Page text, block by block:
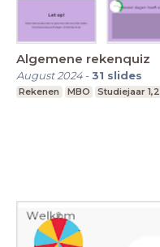
Algemene rekenquiz
August 2024-31 slides
Rekenen MBO Studiejaar 1,2